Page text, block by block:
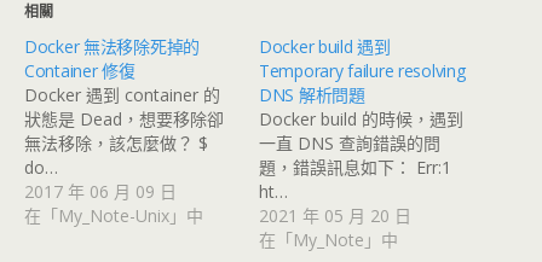
相關
Docker 無法移除死掉的
Container 修復
Docker 遇到 container 的
狀態是 Dead，想要移除卻
無法移除，該怎麼做？ $
do…
2017 年 06 月 09 日
在「My_Note-Unix」中
Docker build 遇到
Temporary failure resolving
DNS 解析問題
Docker build 的時候，遇到
一直 DNS 查詢錯誤的問
題，錯誤訊息如下： Err:1
ht…
2021 年 05 月 20 日
在「My_Note」中